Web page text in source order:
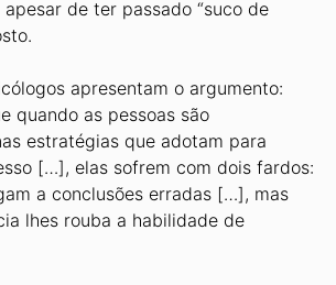
de ter passado “suco de
apresentam o argumento:
quando as pessoas são
estratégias que adotam para
[…], elas sofrem com dois fardos:
a conclusões erradas […], mas
lhes rouba a habilidade de